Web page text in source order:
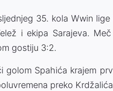
35. kola Wwin
i ekipa Sarajeva.
gostiju 3:2.
golom Spahića krajem
preko